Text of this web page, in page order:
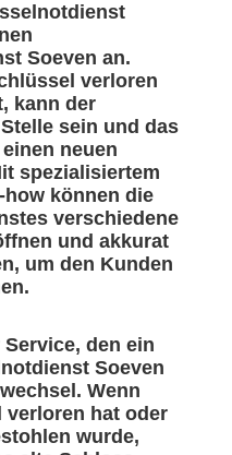
Soeven an.
verloren
kann der
sein und das
neuen
spezialisiertem
können die
verschiedene
und akkurat
um den Kunden
den ein
Soeven
Wenn
verloren hat oder
wurde,